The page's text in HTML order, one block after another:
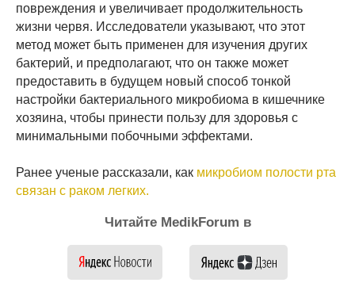
повреждения и увеличивает продолжительность
жизни червя. Исследователи указывают, что этот
метод может быть применен для изучения других
бактерий, и предполагают, что он также может
предоставить в будущем новый способ тонкой
настройки бактериального микробиома в кишечнике
хозяина, чтобы принести пользу для здоровья с
минимальными побочными эффектами.
Ранее ученые рассказали, как микробиом полости рта
связан с раком легких.
Читайте MedikForum в